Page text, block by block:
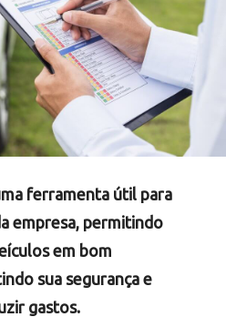
ferramenta útil para
empresa, permitindo
em bom
sua segurança e
gastos.